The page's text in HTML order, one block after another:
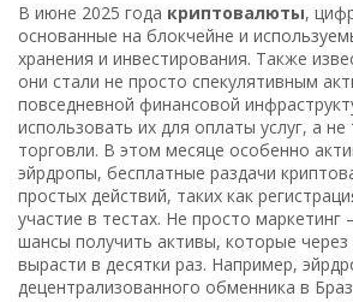
В июне 2025 года криптовалюты,
основанные на блокчейне и
хранения и инвестирования. Также
они стали не просто спекулятивным
повседневной финансовой
использовать их для оплаты услуг, а не
торговли. В этом месяце особенно
эйрдропы, бесплатные раздачи
простых действий, таких как
участие в тестах. Не просто маркетинг
шансы получить активы, которые через
вырасти в десятки раз. Например,
децентрализованного обменника в